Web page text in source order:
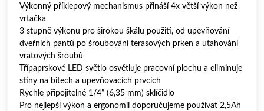
Výkonný příklepový mechanismus přináší 4x větší výkon než
vrtačka
3 stupně výkonu pro širokou škálu použití, od upevňování
dveřních pantů po šroubování terasových prken a utahování
vratových šroubů
Třípaprskové LED světlo osvětluje pracovní plochu a eliminuje
stíny na bitech a upevňovacích prvcích
Rychle připojitelné 1/4” (6,35 mm) sklíčidlo
Pro nejlepší výkon a ergonomii doporučujeme používat 2,5Ah